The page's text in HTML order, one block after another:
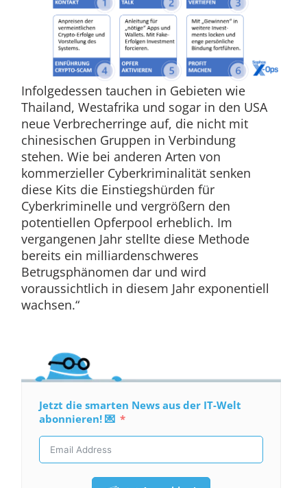
Infolgedessen tauchen in Gebieten wie
Thailand, Westafrika und sogar in den USA
neue Verbrecherringe auf, die nicht mit
chinesischen Gruppen in Verbindung
stehen. Wie bei anderen Arten von
kommerzieller Cyberkriminalität senken
diese Kits die Einstiegshürden für
Cyberkriminelle und vergrößern den
potentiellen Opferpool erheblich. Im
vergangenen Jahr stellte diese Methode
bereits ein milliardenschweres
Betrugsphänomen dar und wird
voraussichtlich in diesem Jahr exponentiell
wachsen.“
Jetzt die smarten News aus der IT-Welt
abonnieren! 💌